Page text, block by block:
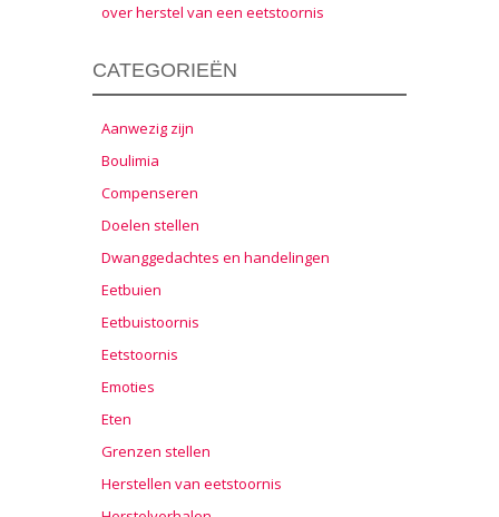
over herstel van een eetstoornis
CATEGORIEËN
Aanwezig zijn
Boulimia
Compenseren
Doelen stellen
Dwanggedachtes en handelingen
Eetbuien
Eetbuistoornis
Eetstoornis
Emoties
Eten
Grenzen stellen
Herstellen van eetstoornis